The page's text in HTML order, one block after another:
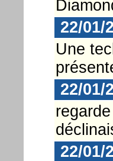
22/01/
Une
22/01/
22/01/